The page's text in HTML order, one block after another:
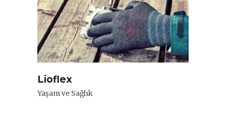
Lioflex
Yaşam ve Sağlık